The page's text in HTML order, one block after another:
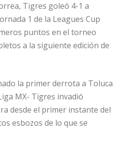
Tigres goleó 4-1 a
1 de la Leagues Cup
puntos en el torneo
a la siguiente edición de
la primer derrota a Toluca
MX- Tigres invadió
desde el primer instante del
esbozos de lo que se